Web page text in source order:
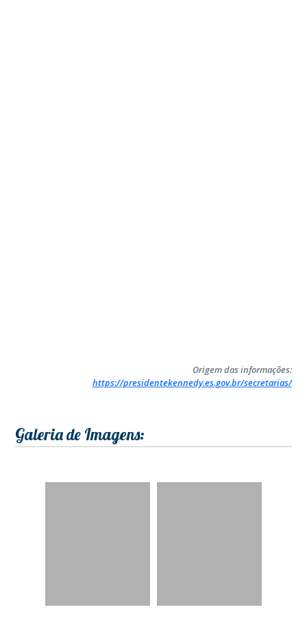
Origem das informações:
https://presidentekennedy.es.gov.br/secretarias/
Galeria de Imagens: